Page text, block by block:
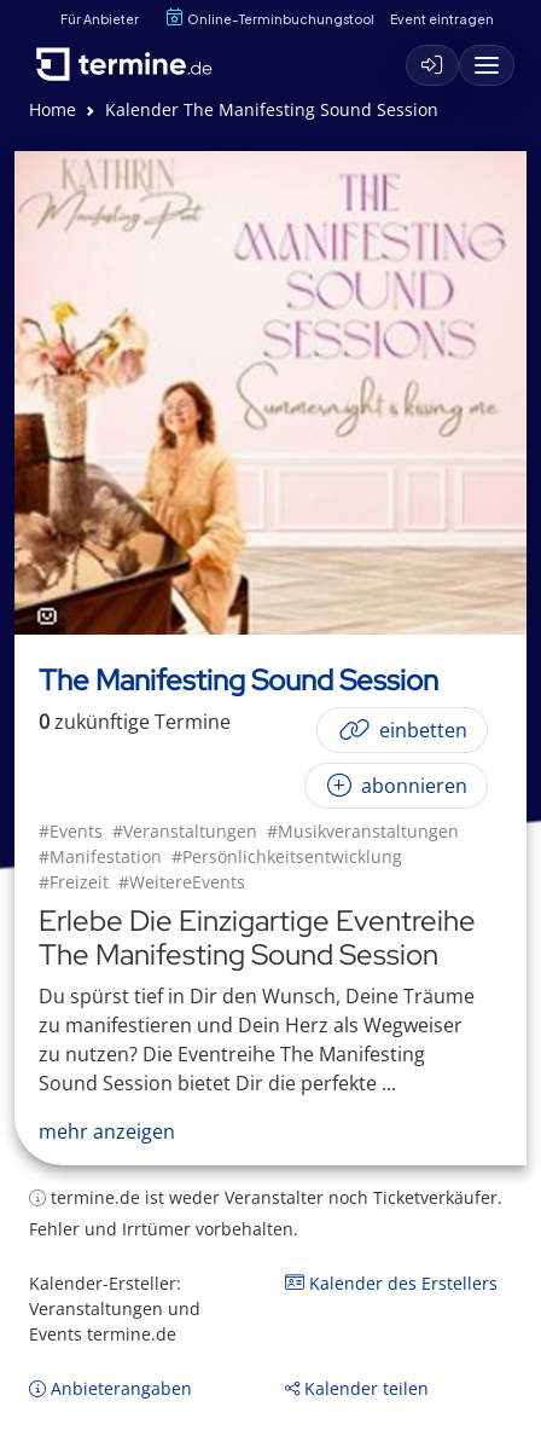
Für Anbieter Online-Terminbuchungstool Event eintragen
Home Kalender The Manifesting Sound Session
The Manifesting Sound Session
0zukünftigeTermine einbetten
abonnieren
#Events #Veranstaltungen #Musikveranstaltungen
#Manifestation #Persönlichkeitsentwicklung
#Freizeit #WeitereEvents
Erlebe Die Einzigartige Eventreihe
The Manifesting Sound Session
Du spürst tief in Dir den Wunsch, Deine Träume
zu manifestieren und Dein Herz als Wegweiser
zu nutzen? Die Eventreihe The Manifesting
Sound Session bietet Dir die perfekte ...
mehr anzeigen
termine.de ist weder Veranstalter noch Ticketverkäufer.
Fehler und Irrtümer vorbehalten.
Kalender-Ersteller:
Veranstaltungen und
Events termine.de
Kalender des Erstellers
Anbieterangaben Kalender teilen